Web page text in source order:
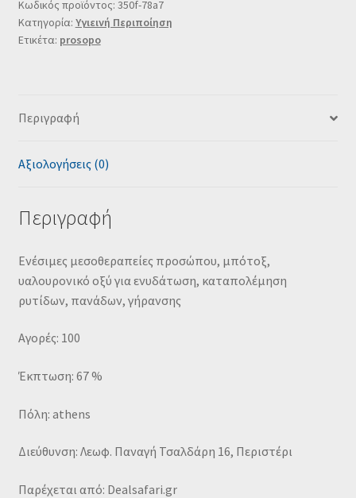
Κωδικός προϊόντος: 350f-78a7
Κατηγορία: Υγιεινή Περιποίηση
Ετικέτα: prosopo
Περιγραφή
Αξιολογήσεις (0)
Περιγραφή
Ενέσιμες μεσοθεραπείες προσώπου, μπότοξ,
υαλουρονικό οξύ για ενυδάτωση, καταπολέμηση
ρυτίδων, πανάδων, γήρανσης
Αγορές: 100
Έκπτωση: 67 %
Πόλη: athens
Διεύθυνση: Λεωφ. Παναγή Τσαλδάρη 16, Περιστέρι
Παρέχεται από: Dealsafari.gr